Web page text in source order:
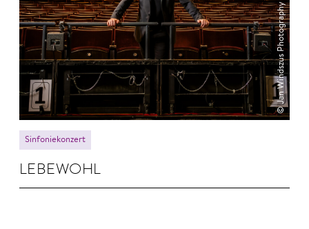
© Jan Windszus Photography
Sinfoniekonzert
LEBE­WOHL